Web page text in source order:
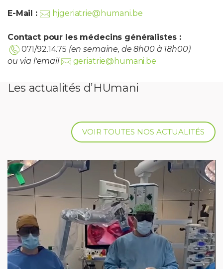
E-Mail : hjgeriatrie@humani.be
Contact pour les médecins généralistes :
071/92.14.75 (en semaine, de 8h00 à 18h00)
ou via l'email
geriatrie@humani.be
Les actualités d’HUmani
VOIR TOUTES NOS ACTUALITÉS